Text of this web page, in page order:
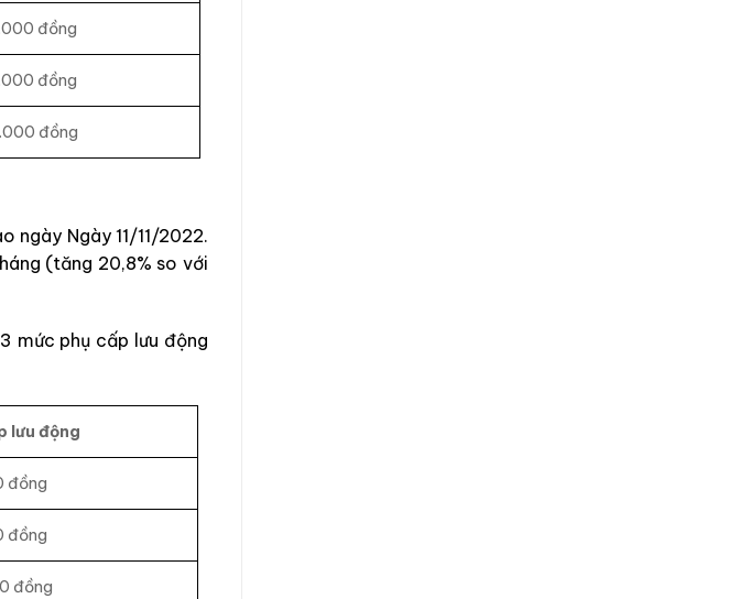
đồng
đồng
đồng
ngày Ngày 11/11/2022.
(tăng 20,8% so với
mức phụ cấp lưu động
lưu động
đồng
đồng
đồng